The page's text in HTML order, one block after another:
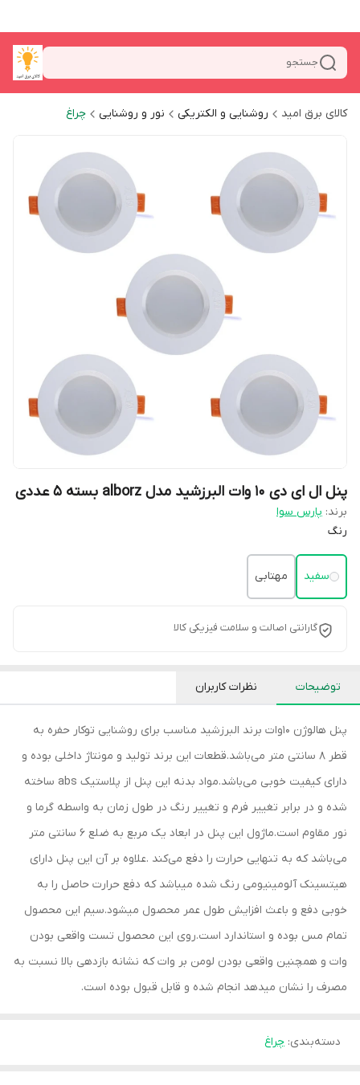
جستجو
کالای برق امید روشنایی و الکتریکی نور و روشنایی چراغ
پنل ال ای دی 10 وات البرزشید مدل alborz بسته 5 عددی
برند: پارس سوا
رنگ
سفید مهتابی
گارانتی اصالت و سلامت فیزیکی کالا
توضیحات نظرات کاربران
پنل هالوژن 10وات برند البرزشید مناسب برای روشنایی توکار حفره به
قطر 8 سانتی متر می‌باشد.قطعات این برند تولید و مونتاژ داخلی بوده و
دارای کیفیت خوبی می‌باشد.مواد بدنه این پنل از پلاستیک abs ساخته
شده و در برابر تغییر فرم و تغییر رنگ در طول زمان به واسطه گرما و
نور مقاوم است.ماژول این پنل در ابعاد یک مربع به ضلع 6 سانتی متر
می‌باشد که به تنهایی حرارت را دفع می‌کند .علاوه بر آن این پنل دارای
هیتسینک آلومینیومی رنگ شده میباشد که دفع حرارت حاصل را به
خوبی دفع و باعث افزایش طول عمر محصول میشود.سیم این محصول
تمام مس بوده و استاندارد است.روی این محصول تست واقعی بودن
وات و همچنین واقعی بودن لومن بر وات که نشانه بازدهی بالا نسبت به
مصرف را نشان میدهد انجام شده و قابل قبول بوده است.
دسته‌بندی: چراغ